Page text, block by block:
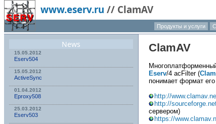
www.eserv.ru // ClamAV
Продукты и услуги
News
15.05.2012
Eserv504
15.05.2012
ActiveSync
01.04.2012
Eproxy508
25.03.2012
Eserv503
ClamAV
Eserv/4 acFilter (
понимает формат
http://
http://
сервером)
https://